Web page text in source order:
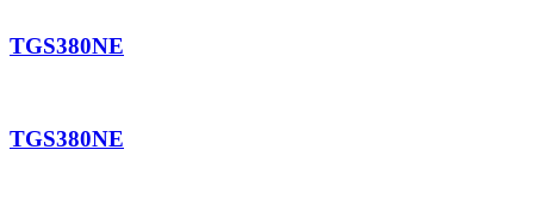
TGS380NE
TGS380NE